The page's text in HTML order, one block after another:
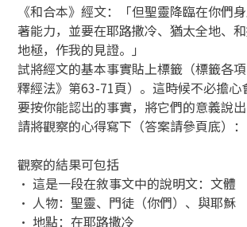
《和合本》經文：「但聖靈降臨在你們
著能力，並要在耶路撒冷、猶太全地、
地極，作我的見證。」
試將經文的基本事實貼上標籤（標籤各
釋經法》第63-71頁）。這時候不必擔心
要按你能認出的事實，將它們的意義說出
請將觀察的心得寫下（答案請參頁底）：
觀察的結果可包括
• 這是一段在敘事文中的說明文：文體
• 人物：聖靈、門徒（你們）、與耶穌
• 地點：在耶路撒冷